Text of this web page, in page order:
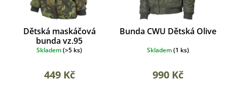
Dětská maskáčová
bunda vz.95
Skladem(>5 ks)
449 Kč
Bunda CWU Dětská Olive
Skladem(1 ks)
990 Kč